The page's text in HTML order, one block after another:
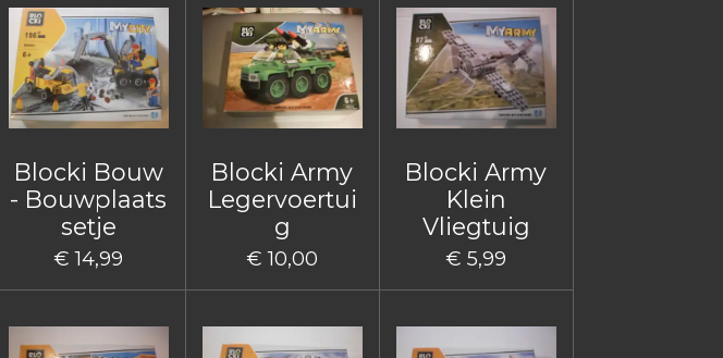
Blocki Bouw
- Bouwplaats
setje
€ 14,99
Blocki Army
Legervoertui
g
€ 10,00
Blocki Army
Klein
Vliegtuig
€ 5,99